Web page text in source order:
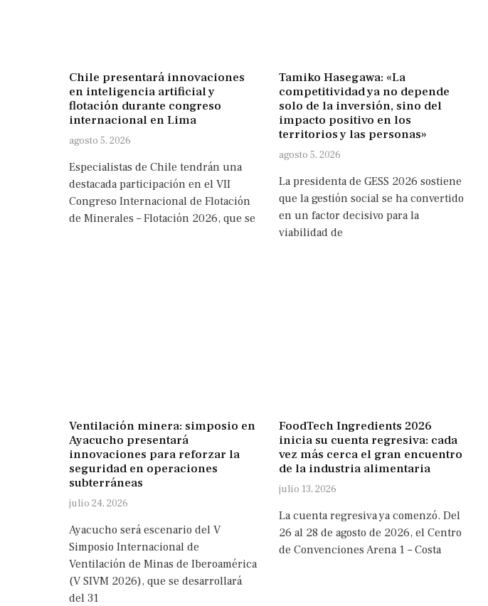
Chile presentará innovaciones
en inteligencia artificial y
flotación durante congreso
internacional en Lima
agosto 5, 2026
Especialistas de Chile tendrán una
destacada participación en el VII
Congreso Internacional de Flotación
de Minerales – Flotación 2026, que se
Tamiko Hasegawa: «La
competitividad ya no depende
solo de la inversión, sino del
impacto positivo en los
territorios y las personas»
agosto 5, 2026
La presidenta de GESS 2026 sostiene
que la gestión social se ha convertido
en un factor decisivo para la
viabilidad de
Ventilación minera: simposio en
Ayacucho presentará
innovaciones para reforzar la
seguridad en operaciones
subterráneas
julio 24, 2026
Ayacucho será escenario del V
Simposio Internacional de
Ventilación de Minas de Iberoamérica
(V SIVM 2026), que se desarrollará
del 31
FoodTech Ingredients 2026
inicia su cuenta regresiva: cada
vez más cerca el gran encuentro
de la industria alimentaria
julio 13, 2026
La cuenta regresiva ya comenzó. Del
26 al 28 de agosto de 2026, el Centro
de Convenciones Arena 1 – Costa